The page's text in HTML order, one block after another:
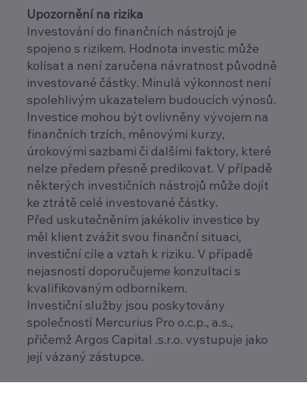
Upozornění na rizika
Investování do finančních nástrojů je
spojeno s rizikem. Hodnota investic může
kolísat a není zaručena návratnost původně
investované částky. Minulá výkonnost není
spolehlivým ukazatelem budoucích výnosů.
Investice mohou být ovlivněny vývojem na
finančních trzích, měnovými kurzy,
úrokovými sazbami či dalšími faktory, které
nelze předem přesně predikovat. V případě
některých investičních nástrojů může dojít
ke ztrátě celé investované částky.
Před uskutečněním jakékoliv investice by
měl klient zvážit svou finanční situaci,
investiční cíle a vztah k riziku. V případě
nejasností doporučujeme konzultaci s
kvalifikovaným odborníkem.
Investiční služby jsou poskytovány
společností Mercurius Pro o.c.p., a.s.,
přičemž Argos Capital .s.r.o. vystupuje jako
její vázaný zástupce.